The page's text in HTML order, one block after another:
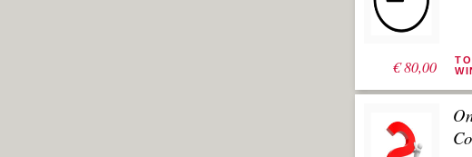
€80,00